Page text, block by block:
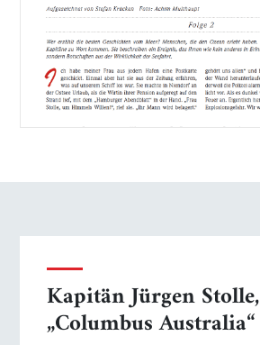
springen
springen
Kapitän Jürgen
„Columbus Australia“